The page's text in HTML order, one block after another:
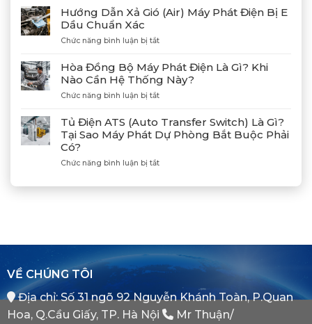
MGS2300R
Cảng
Gỡ
Và
Nối
Tác
Cùng
Tân
Giám
Mitsubishi
Heavy
Industries
Khẳng
Vị
Của
Bình
Minh
Hướng Dẫn Xả Gió (Air) Máy Phát Điện Bị E
Dầu Chuẩn Xác
Chức năng bình luận bị tắtở
Dẫn
Xả
Gió
(Air)
Phát
Bị
Dầu
Xác
Hòa Đồng Bộ Máy Phát Điện Là Gì? Khi
Nào Cần Hệ Thống Này?
Chức năng bình luận bị tắtở
Đồng
Bộ
Máy
Điện
Tủ Điện ATS (Auto Transfer Switch) Là Gì?
Tại Sao Máy Phát Dự Phòng Bắt Buộc Phải
Có?
Chức năng bình luận bị tắtở
Điện
Sao
Phát
Dự
Phòng
VỀ CHÚNG TÔI
Địa chỉ: Số 31 ngõ 92 Nguyễn Khánh Toàn, P.Quan
Hoa, Q.Cầu Giấy, TP. Hà Nội
Mr Thuận/